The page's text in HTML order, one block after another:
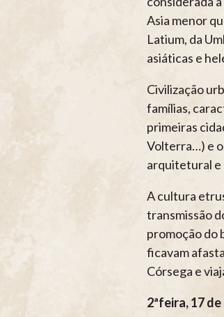
Asia menor
Latium, da
asiáticas e
Civilização
famílias,
primeiras
Volterra…) e
arquitetural e
A cultura
transmissão
promoção do
ficavam
Córsega e
2ªfeira, 17